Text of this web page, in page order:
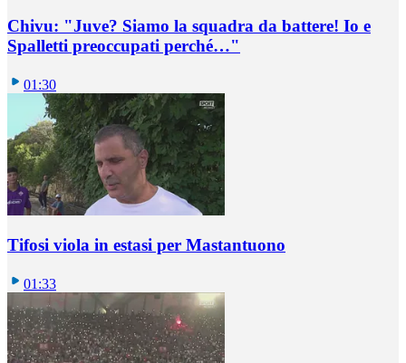
Chivu: "Juve? Siamo la squadra da battere! Io e
Spalletti preoccupati perché…"
01:30
Tifosi viola in estasi per Mastantuono
01:33